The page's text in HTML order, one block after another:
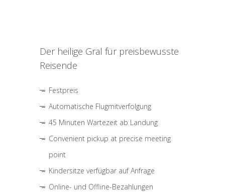
Der heilige Gral für preisbewusste
Reisende
Festpreis
Automatische Flugmitverfolgung
45 Minuten Wartezeit ab Landung
Convenient pickup at precise meeting
point
Kindersitze verfügbar auf Anfrage
Online- und Offline-Bezahlungen